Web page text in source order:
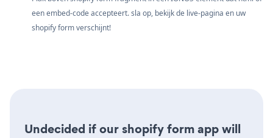
een embed-code accepteert. sla op, bekijk de live-pagina en uw
shopify form verschijnt!
Undecided if our shopify form app will